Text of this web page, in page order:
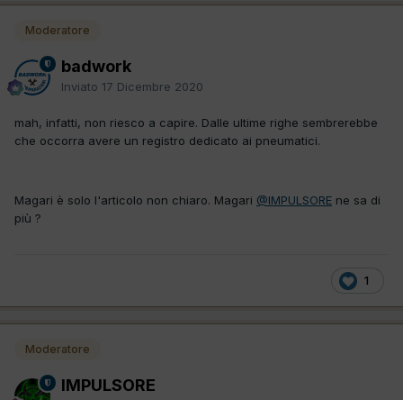
Moderatore
badwork
Inviato 17 Dicembre 2020
mah, infatti, non riesco a capire. Dalle ultime righe sembrerebbe
che occorra avere un registro dedicato ai pneumatici.
Magari è solo l'articolo non chiaro. Magari @IMPULSORE ne sa di
più ?
1
Moderatore
IMPULSORE